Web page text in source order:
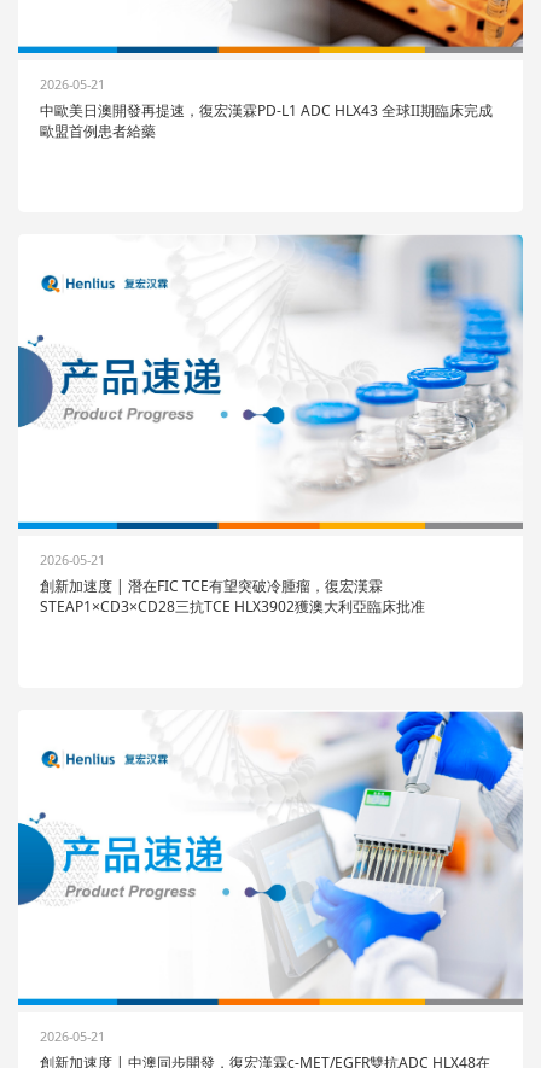
2026-05-21
中歐美日澳開發再提速，復宏漢霖PD-L1 ADC HLX43 全球II期臨床完成
歐盟首例患者給藥
2026-05-21
創新加速度 | 潛在FIC TCE有望突破冷腫瘤，復宏漢霖
STEAP1×CD3×CD28三抗TCE HLX3902獲澳大利亞臨床批准
2026-05-21
創新加速度 | 中澳同步開發，復宏漢霖c-MET/EGFR雙抗ADC HLX48在